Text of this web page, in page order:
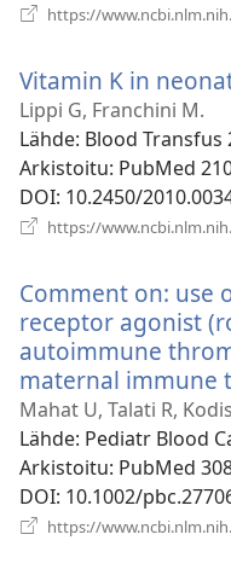
https://
Vitamin K in
Lippi G, Franchini M.
Lähde‎: Blood Transfus
Arkistoitu‎: PubMed
DOI‎: 10.2450/
https://
Comment on: use
receptor agonist
autoimmune
maternal immune
Mahat U, Talati R,
Lähde‎: Pediatr Blood
Arkistoitu‎: PubMed
DOI‎: 10.1002/
https://